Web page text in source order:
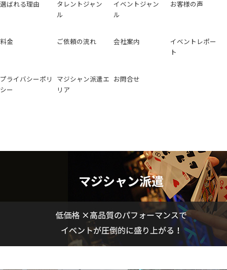
選ばれる理由
タレントジャン
ル
イベントジャン
ル
お客様の声
料金 ご依頼の流れ 会社案内
イベントレポー
ト
プライバシーポリ
シー
マジシャン派遣エ
リア
お問合せ